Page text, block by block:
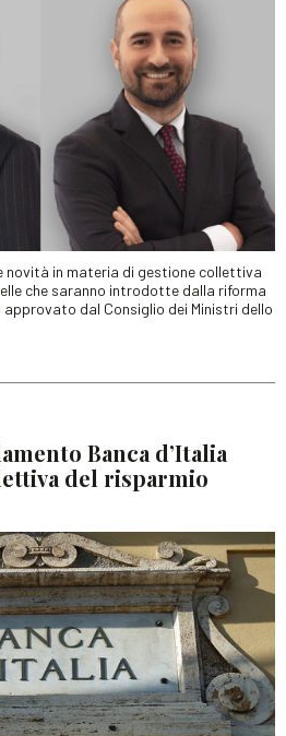
novità in materia di gestione collettiva
che saranno introdotte dalla riforma
dal Consiglio dei Ministri dello
Banca d’Italia
del risparmio